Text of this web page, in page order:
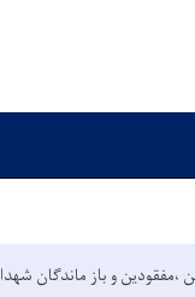
،مفقودین و باز ماندگان شهدا